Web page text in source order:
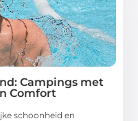
Campings met
Comfort
schoonheid en